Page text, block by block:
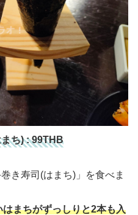
ち) : 99THB
き寿司(はまち)」を食べま
はまちがずっしりと2本も入